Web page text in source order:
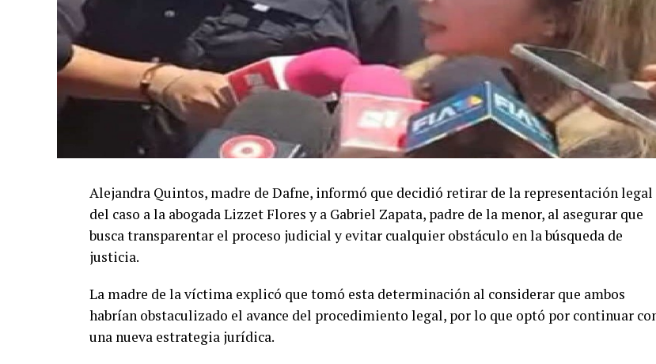
Alejandra Quintos, madre de Dafne, informó que decidió retirar de la representación legal
del caso a la abogada Lizzet Flores y a Gabriel Zapata, padre de la menor, al asegurar que
busca transparentar el proceso judicial y evitar cualquier obstáculo en la búsqueda de
justicia.
La madre de la víctima explicó que tomó esta determinación al considerar que ambos
habrían obstaculizado el avance del procedimiento legal, por lo que optó por continuar
una nueva estrategia jurídica.